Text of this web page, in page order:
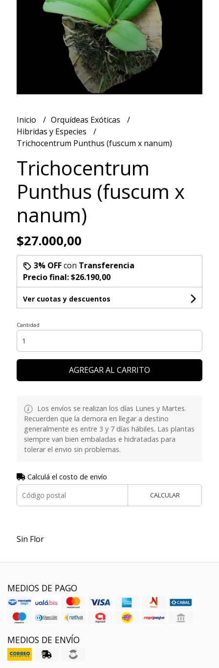
Inicio
Orquídeas Exóticas
Hibridas y Especies
Trichocentrum Punthus (fuscum x nanum)
Trichocentrum
Punthus (fuscum x
nanum)
$27.000,00
3% OFFcon Transferencia
Precio final:$26.190,00
Ver cuotas y descuentos
Cantidad
AGREGAR AL CARRITO
Los envíos se realizan los días Lunes y Martes.
Recuerden que la demora en llegar a destino
generalmente es entre 3 y 7 días hábiles. Las plantas
siempre van bien embaladas e hidratadas para
tolerar el envio sin problemas.
Calculá el costo de envío
CALCULAR
Sin Flor
MEDIOS DE PAGO
MEDIOS DE ENVÍO